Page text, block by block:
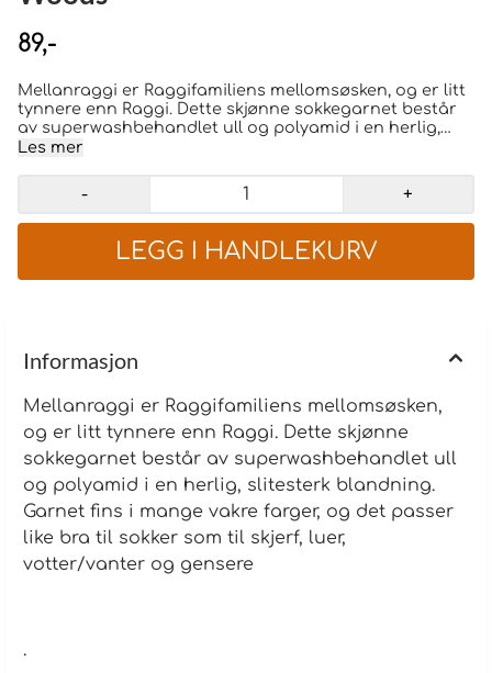
89,-
Mellanraggi er Raggifamiliens mellomsøsken, og er litt
tynnere enn Raggi. Dette skjønne sokkegarnet består
av superwashbehandlet ull og polyamid i en herlig,
slitesterk blandning. Garnet fins i mange vakre farger,
Kvalite 75% Ull "Superwash", 25% Polyamid Stickor (mm)
3,00 Stickfasthet (m x v) 25 x 33 Virknål (mm) 4,00
Les mer
- +
Informasjon
Mellanraggi er Raggifamiliens mellomsøsken,
og er litt tynnere enn Raggi. Dette skjønne
sokkegarnet består av superwashbehandlet ull
og polyamid i en herlig, slitesterk blandning.
Garnet fins i mange vakre farger, og det passer
like bra til sokker som til skjerf, luer,
votter/vanter og gensere
.